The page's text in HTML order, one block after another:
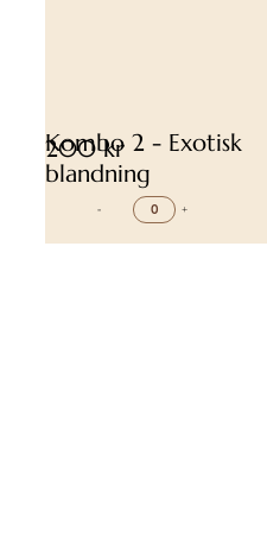
200 kr
Kombo 2 - Exotisk
blandning
- +